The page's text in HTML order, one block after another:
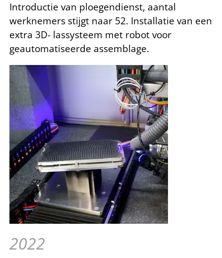
Introductie van ploegendienst, aantal
werknemers stijgt naar 52. Installatie van een
extra 3D- lassysteem met robot voor
geautomatiseerde assemblage.
2022